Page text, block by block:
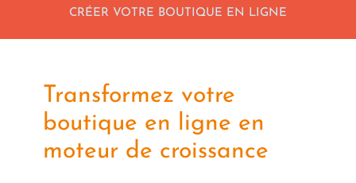
CRÉER VOTRE BOUTIQUE EN LIGNE
Transformez votre
boutique en ligne en
moteur de croissance